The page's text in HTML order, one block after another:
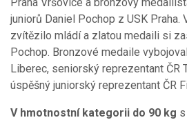
juniorů Daniel Pochop z USK Praha.
zvítězilo mládí a zlatou medaili si
Pochop. Bronzové medaile
Liberec, seniorský reprezentant ČR
úspěšný juniorský reprezentant ČR
V hmotnostní kategorii do 90 kg